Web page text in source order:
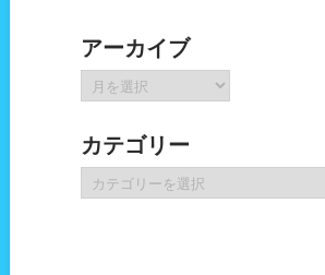
アーカイブ
ー
イ
ブ
カテゴリー
テ